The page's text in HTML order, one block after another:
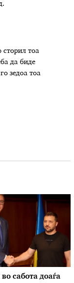
сторил тоа
да биде
зедоа тоа
сабота доаѓа